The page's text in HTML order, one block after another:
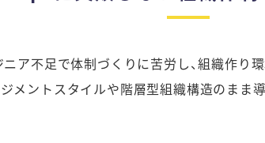
ア不足で体制づくりに苦労し、組織作
メントスタイルや階層型組織構造のまま